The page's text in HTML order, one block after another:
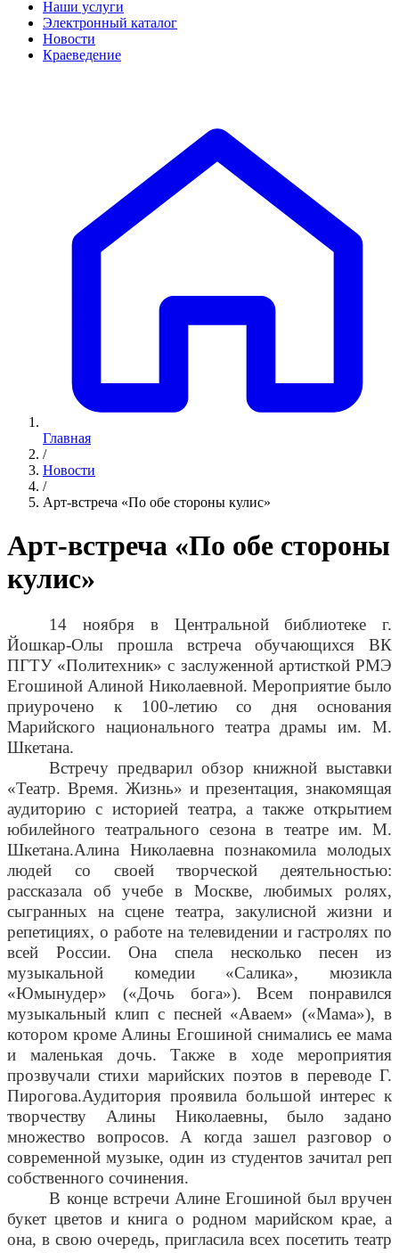
Наши услуги
Электронный каталог
Новости
Краеведение
Главная
/
Новости
/
Арт-встреча «По обе стороны кулис»
Арт-встреча «По обе стороны
кулис»
14 ноября в Центральной библиотеке г.
Йошкар-Олы прошла встреча обучающихся ВК
ПГТУ «Политехник» с заслуженной артисткой РМЭ
Егошиной Алиной Николаевной. Мероприятие было
приурочено к 100-летию со дня основания
Марийского национального театра драмы им. М.
Шкетана.
Встречу предварил обзор книжной выставки
«Театр. Время. Жизнь» и презентация, знакомящая
аудиторию с историей театра, а также открытием
юбилейного театрального сезона в театре им. М.
Шкетана.Алина Николаевна познакомила молодых
людей со своей творческой деятельностью:
рассказала об учебе в Москве, любимых ролях,
сыгранных на сцене театра, закулисной жизни и
репетициях, о работе на телевидении и гастролях по
всей России. Она спела несколько песен из
музыкальной комедии «Салика», мюзикла
«Юмынудер» («Дочь бога»). Всем понравился
музыкальный клип с песней «Аваем» («Мама»), в
котором кроме Алины Егошиной снимались ее мама
и маленькая дочь. Также в ходе мероприятия
прозвучали стихи марийских поэтов в переводе Г.
Пирогова.Аудитория проявила большой интерес к
творчеству Алины Николаевны, было задано
множество вопросов. А когда зашел разговор о
современной музыке, один из студентов зачитал реп
собственного сочинения.
В конце встречи Алине Егошиной был вручен
букет цветов и книга о родном марийском крае, а
она, в свою очередь, пригласила всех посетить театр